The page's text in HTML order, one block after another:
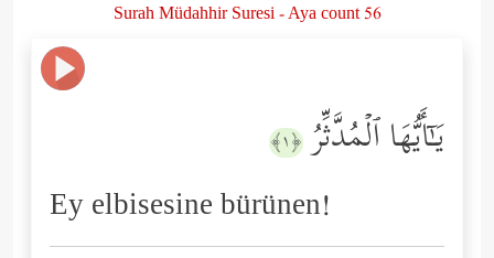
Surah Müdahhir Suresi - Aya count 56
یَـٰۤأَیُّهَا ٱلۡمُدَّثِّرُ ﴿١﴾
Ey elbisesine bürünen!